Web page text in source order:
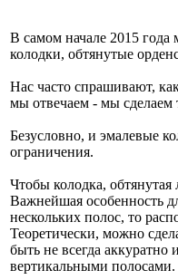
В самом начале 2015
колодки, обтянутые
Нас часто спрашивают,
мы отвечаем - мы сделаем
Безусловно, и эмалевые
ограничения.
Чтобы колодка,
Важнейшая особенность
нескольких полос, то
Теоретически, можно
быть не всегда аккуратно
вертикальными полосами.